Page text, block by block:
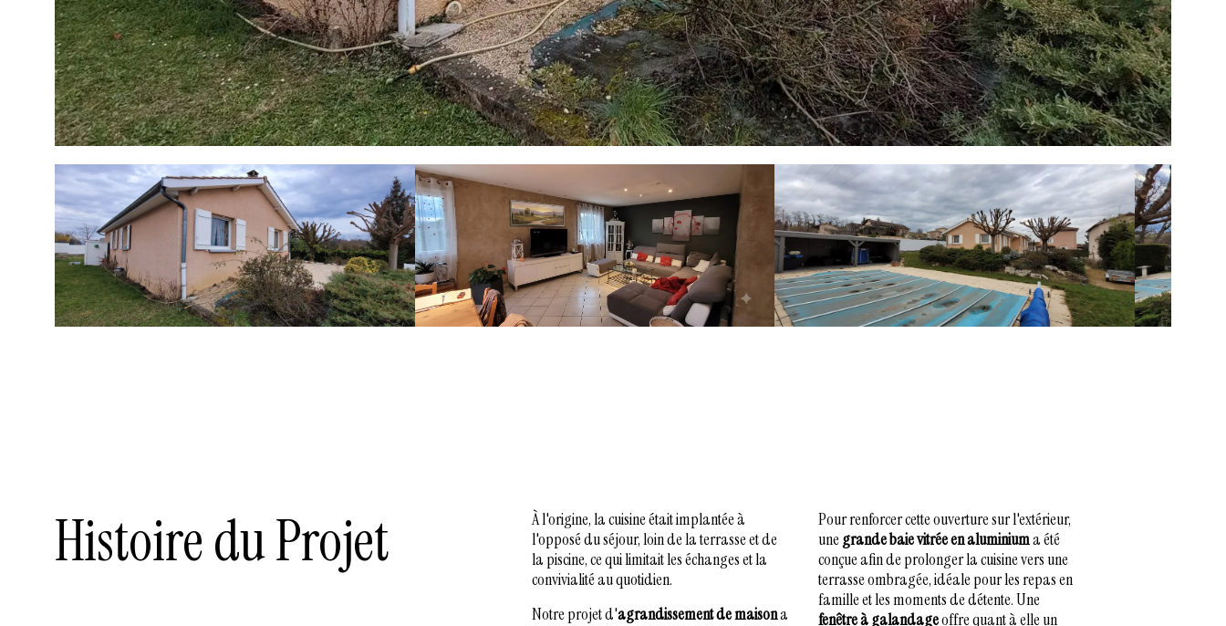
Histoire du Projet
À l'origine, la cuisine était implantée à
l'opposé du séjour, loin de la terrasse et de
la piscine, ce qui limitait les échanges et la
convivialité au quotidien.
Notre projet d'agrandissement de maisona
Pour renforcer cette ouverture sur l'extérieur,
unegrande baie vitrée en aluminiuma été
conçue afin de prolonger la cuisine vers une
terrasse ombragée, idéale pour les repas en
famille et les moments de détente. Une
fenêtre à galandageoffre quant à elle un